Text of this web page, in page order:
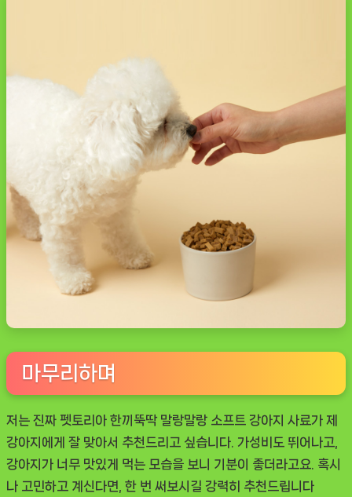
마무리하며
저는 진짜 펫토리아 한끼뚝딱 말랑말랑 소프트 강아지 사료가 제
강아지에게 잘 맞아서 추천드리고 싶습니다. 가성비도 뛰어나고,
강아지가 너무 맛있게 먹는 모습을 보니 기분이 좋더라고요. 혹시
나 고민하고 계신다면, 한 번 써보시길 강력히 추천드립니다